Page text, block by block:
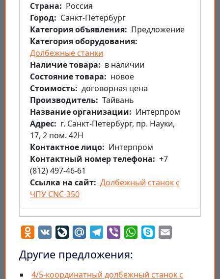
Страна
Россия
Город
Санкт-Петербург
Категория объявления
Предложение
Категория оборудования
Долбежные станки
Наличие товара
в наличии
Состояние товара
новое
Стоимость договорная цена
Производитель Тайвань
Название организации
Интерпром
Aдрес
г. Санкт-Петербург, пр. Науки,
17, 2 пом. 42Н
Контактное лицо
Интерпром
Контактный номер телефона
+7
(812) 497-46-61
Ссылка на сайт Долбежный станок с
ЧПУ CNC-350
Odnoklassniki
VK LiveJournal
Mail.RuTelegram
Viber WhatsApp
Skype
Другие предложения:
4/5-координатный долбежный станок с